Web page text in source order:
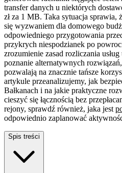
transfer danych u niektórych
zł za 1 MB. Taka sytuacja sprawia,
się wyzwaniem dla domowego
odpowiedniego przygotowania
przykrych niespodzianek po
zrozumienie zasad rozliczania
poznanie alternatywnych
pozwalają na znacznie tańsze
artykule przeanalizujemy, jak
Bałkanach i na jakie praktyczne
cieszyć się łącznością bez
rejony, sprawdź również, jaka jest
odpowiednio zaplanować
Spis treści